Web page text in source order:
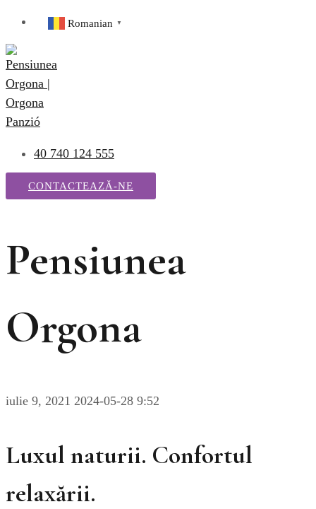
Romanian ▼
40 740 124 555
CONTACTEAZĂ-NE
Pensiunea
Orgona
iulie 9, 2021 2024-05-28 9:52
Luxul naturii. Confortul
relaxării.